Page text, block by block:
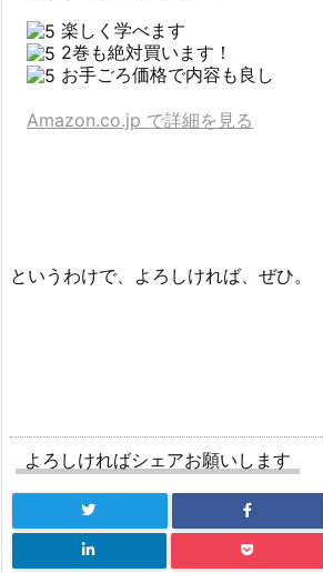
楽しく学べます
2巻も絶対買います！
お手ごろ価格で内容も良し
Amazon.co.jp で詳細を見る
というわけで、よろしければ、ぜひ。
よろしければシェアお願いします